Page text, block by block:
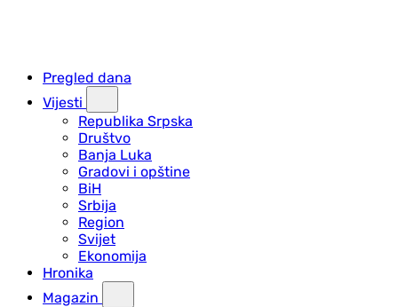
Pregled dana
Vijesti
Republika Srpska
Društvo
Banja Luka
Gradovi i opštine
BiH
Srbija
Region
Svijet
Ekonomija
Hronika
Magazin